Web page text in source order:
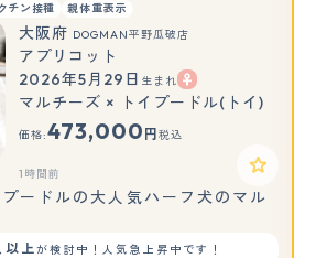
チン接種 親体重表示
もっと見る
大阪府 DOGMAN平野瓜破店
アプリコット
2026年5月29日 生まれ
マルチーズ × トイプードル(トイ)
価格:473,000 円 税込
1時間前
ードルの大人気ハーフ犬のマル
上が検討中！人気急上昇中です！